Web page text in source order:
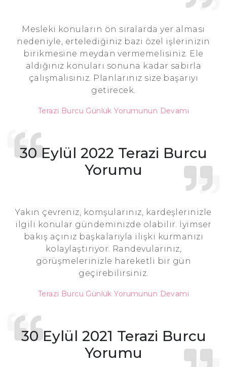
Mesleki konuların ön sıralarda yer alması
nedeniyle, ertelediğiniz bazı özel işlerinizin
birikmesine meydan vermemelisiniz. Ele
aldığınız konuları sonuna kadar sabırla
çalışmalısınız. Planlarınız size başarıyı
getirecek.
Terazi Burcu Günlük Yorumunun Devamı
30 Eylül 2022 Terazi Burcu
Yorumu
Yakın çevreniz, komşularınız, kardeşlerinizle
ilgili konular gündeminizde olabilir. İyimser
bakış açınız başkalarıyla ilişki kurmanızı
kolaylaştırıyor. Randevularınız,
görüşmelerinizle hareketli bir gün
geçirebilirsiniz.
Terazi Burcu Günlük Yorumunun Devamı
30 Eylül 2021 Terazi Burcu
Yorumu